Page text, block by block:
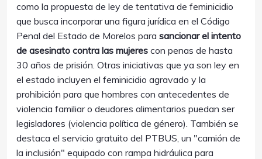
como la propuesta de ley de tentativa de feminicidio
que busca incorporar una figura jurídica en el Código
Penal del Estado de Morelos para sancionar el intento
de asesinato contra las mujeres con penas de hasta
30 años de prisión. Otras iniciativas que ya son ley en
el estado incluyen el feminicidio agravado y la
prohibición para que hombres con antecedentes de
violencia familiar o deudores alimentarios puedan ser
legisladores (violencia política de género). También se
destaca el servicio gratuito del PTBUS, un "camión de
la inclusión" equipado con rampa hidráulica para